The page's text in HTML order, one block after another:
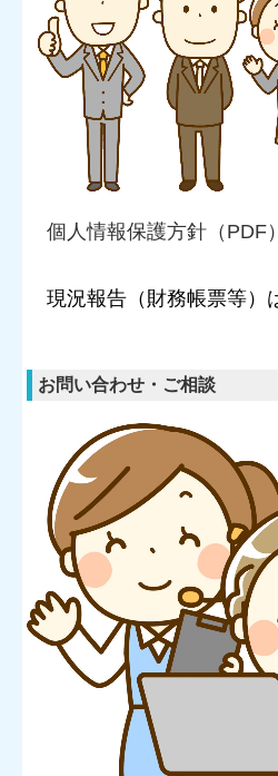
お問い合わせ・ご相談
個人情報保護方針（PDF
現況報告（財務帳票等）